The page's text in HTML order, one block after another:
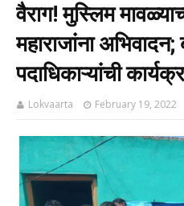
वैराग! मुस्लिम
महाराजांना
पदाधिकाऱ्यांची
Lokvaarta February 19, 2022